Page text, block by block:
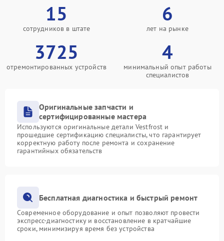
15
сотрудников в штате
6
лет на рынке
3725
отремонтированных устройств
4
минимальный опыт работы
специалистов
Оригинальные запчасти и
сертифицированные мастера
Используются оригинальные детали Vestfrost и
прошедшие сертификацию специалисты, что гарантирует
корректную работу после ремонта и сохранение
гарантийных обязательств
Бесплатная диагностика и быстрый ремонт
Современное оборудование и опыт позволяют провести
экспресс-диагностику и восстановление в кратчайшие
сроки, минимизируя время без устройства